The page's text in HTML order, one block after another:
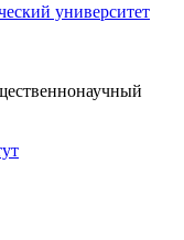
университет